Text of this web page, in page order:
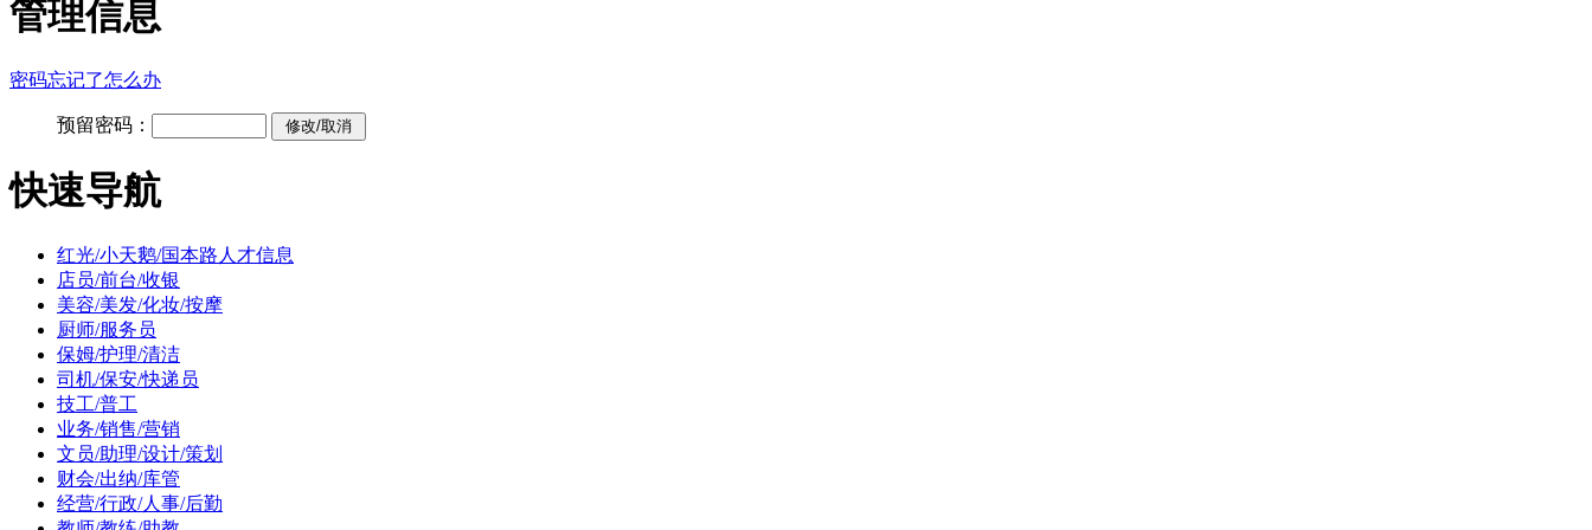
管理信息
密码忘记了怎么办
预留密码：
快速导航
红光/小天鹅/国本路人才信息
店员/前台/收银
美容/美发/化妆/按摩
厨师/服务员
保姆/护理/清洁
司机/保安/快递员
技工/普工
业务/销售/营销
文员/助理/设计/策划
财会/出纳/库管
经营/行政/人事/后勤